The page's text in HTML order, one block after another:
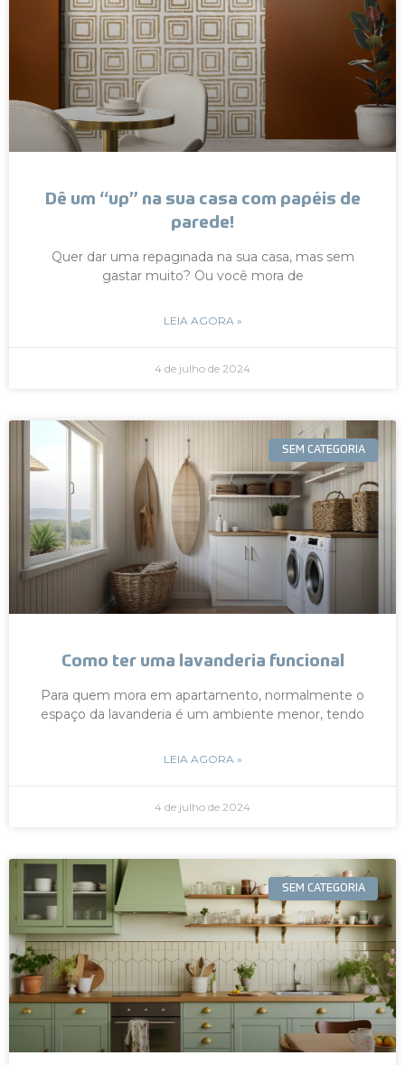
Dê um “up” na sua casa com papéis de
parede!
Quer dar uma repaginada na sua casa, mas sem
gastar muito? Ou você mora de
LEIA AGORA »
4 de julho de 2024
SEM CATEGORIA
Como ter uma lavanderia funcional
Para quem mora em apartamento, normalmente o
espaço da lavanderia é um ambiente menor, tendo
LEIA AGORA »
4 de julho de 2024
SEM CATEGORIA